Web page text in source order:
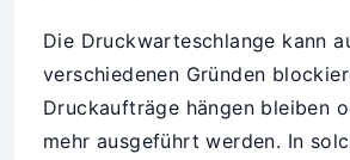
Die Druckwarteschlange kann
verschiedenen Gründen
Druckaufträge hängen bleiben
mehr ausgeführt werden. In